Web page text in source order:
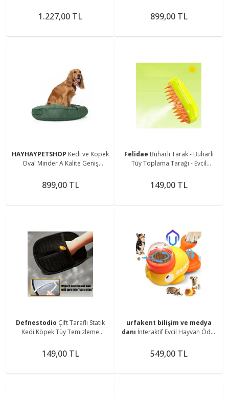
1.227,00 TL 899,00 TL
HAYHAYPETSHOP Kedi ve Köpek
Oval Minder A Kalite Geniş
899,00 TL
Felidae Buharlı Tarak - Buharlı
Tüy Toplama Tarağı - Evcil
Toplama Tarağı
149,00 TL
Defnestodio Çift Taraflı Statik
Kedi Köpek Tüy Temizleme
,Halılar 24x18 cm
149,00 TL
urfakent bilişim ve medya
danı İnteraktif Evcil Hayvan Ödül
549,00 TL